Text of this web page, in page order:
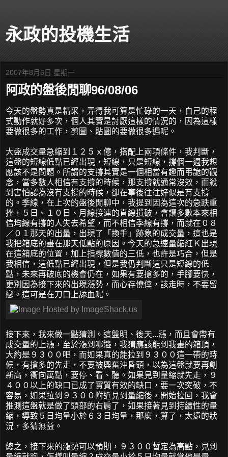
永政的投機生活
2007年8月6日 星期一
阿政的盤後閒聊96/08/06
今天的盤勢真是精采，弄得我可算是忙碌的一天，自己的程
式動作就好多次，個人其實是討厭這樣的情況的，因為這樣
要做很多的工作，剪圖、貼圖的要做很多遍呢。
大盤成交量急縮到１２５ｘ億，搭配上兩項條件，我判斷，
這盤的短線低點已經出現，短線，只是短線，撐個一週我想
應該不是問題。所謂的支撐其實是一個相當有趣而弔詭的觀
念，當多數人相信有支撐的時候，那支撐就通常沒效，而殺
到害怕認為沒有支撐的時候，卻在事後往往好似是有支撐
的。季線，在上次的盤後閒聊中，我提到因為這次的急跌重
挫，５日、１０日、月線接連的直線摜破，會讓多數本來相
信均線有撐的人失去希望，而不相信季線有撐，而就在０８
／０１那天的出量，出現了「換手」跡象的成交量，這也是
我把箱底的畫在那天低點的原因。今天的急速量縮紅Ｋ出現
在這箱底的位置，加上指標數值的三低，也許是巧合，但是
我相信，這低點已經出現，但是我仍判斷這只是短線的低
點，未來再破底的機會仍在，如果有要搶多的，手腳要快，
更別因為接下來的出現漲勢，而心存僥倖，該走時，不要留
戀。這可是在刀口上舔血呢。
接下來，我來做一點猜測。這盤明、後天...漲，而且會帶有
成交量的上漲，至於漲到哪邊，我猜應該能到我畫的箱頂，
大約是９３００吧，而如果真的能拉到９３００這一帶的時
候，有搶多的先走，不要被興奮沖昏頭，以為這盤就要再創
新高，衝向萬點，要停、看、聽。如果見到量縮就先走，９
４００以上的缺口已成了實質有效的缺口，要一次突破，不
容易，如果拉到９３００附近見到量縮後，開始拉回，我會
推測這盤就是做了頭部的右肩了，如果接著見到持續性的量
縮，導致５日均量小於６３日均量，那麼，算了，太遠的狀
況，多猜無益。
總之，接下來的漲勢可以預期，９３００暫定為高點，見到